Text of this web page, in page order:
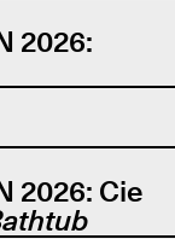
2026:
2026: Cie